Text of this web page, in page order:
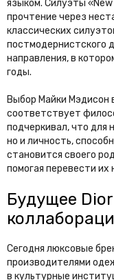
языком. Силуэты
прочтение через
классических
постмодернистского
направления, в
годы.
Выбор Майки Мэдисон
соответствует
подчеркивал, что для
но и личность,
становится своего
помогая перевести их
Будущее
Сегодня люксовые
производителями
в культурные